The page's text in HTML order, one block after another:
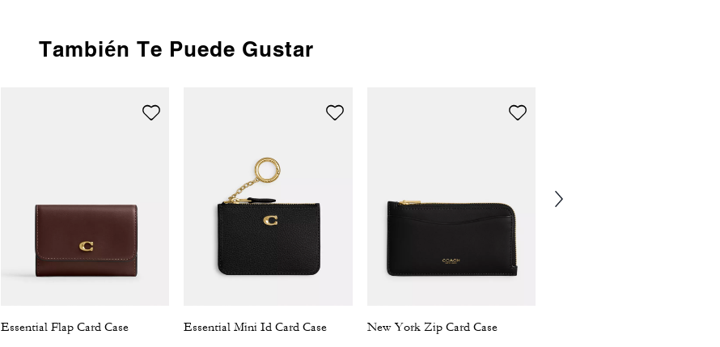
También Te Puede Gustar
Essential Flap Card Case Essential Mini Id Card Case New York Zip Card Case